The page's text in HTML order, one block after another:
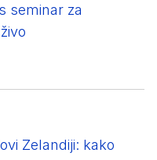
seminar za
Zelandiji: kako